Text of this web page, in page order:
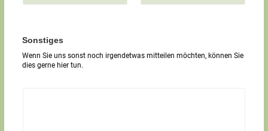
g
T
x
t
Sonstiges
Wenn Sie uns sonst noch irgendetwas mitteilen möchten, können Sie
dies gerne hier tun.